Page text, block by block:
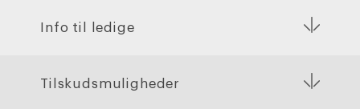
Info til ledige
Tilskudsmuligheder